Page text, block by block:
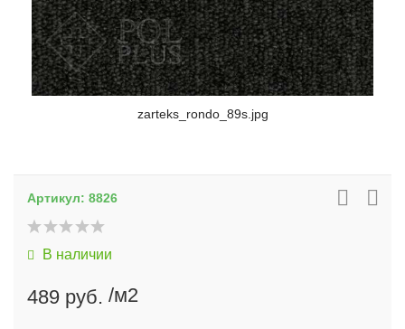
zarteks_rondo_89s.jpg
Артикул: 8826
В наличии
489 руб. /м2